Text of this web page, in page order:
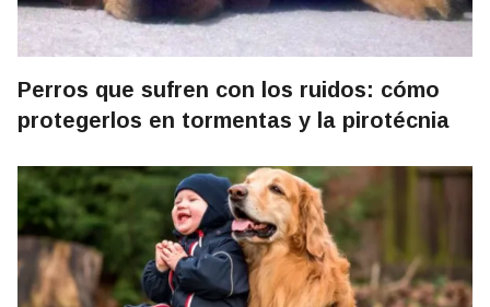
Perros que sufren con los ruidos: cómo
protegerlos en tormentas y la pirotécnia